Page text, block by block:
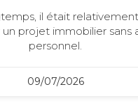
il était
projet immobilier sans
personnel.
09/07/2026